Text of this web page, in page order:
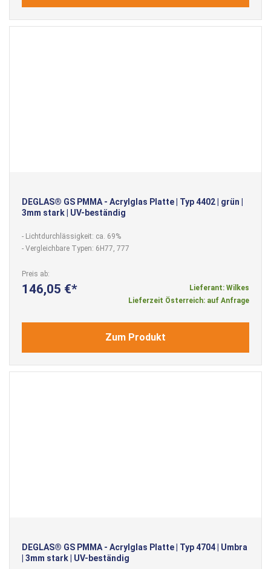
DEGLAS® GS PMMA - Acrylglas Platte | Typ 4402 | grün |
3mm stark | UV-beständig
- Lichtdurchlässigkeit: ca. 69%
- Vergleichbare Typen: 6H77, 777
Preis ab
146,05 €
Lieferant: Wilkes
Lieferzeit Österreich: auf Anfrage
Zum Produkt
DEGLAS® GS PMMA - Acrylglas Platte | Typ 4704 | Umbra
| 3mm stark | UV-beständig